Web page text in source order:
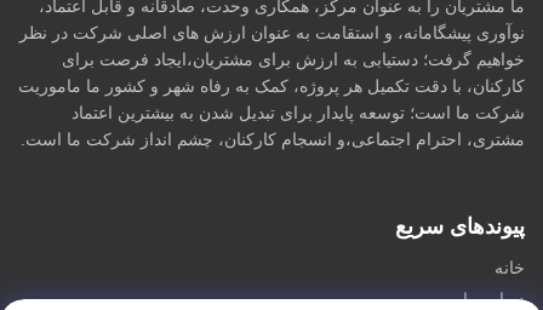
ما مشتریان را به عنوان مرکز، همکاری وحدت، صادقانه و قابل اعتماد،
نوآوری پیشگامانه، و استقامت به عنوان ارزش های اصلی شرکت در نظر
خواهیم گرفت؛ دستیابی به ارزش برای مشتریان،ایجاد فرصت برای
کارکنان، با دقت تکمیل هر پروژه، کمک به رفاه شهر و کشور ما ماموریت
شرکت ما است؛ توسعه پایدار برای تبدیل شدن به بیشترین اعتماد
مشتری، احترام اجتماعی،و انسجام کارکنان، چشم انداز شرکت ما است.
پیوندهای سریع
خانه
درباره ما